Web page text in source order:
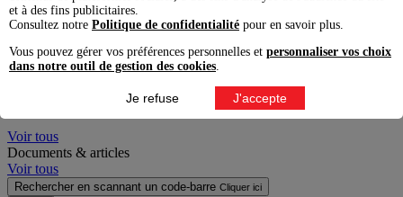
Produits professionnels
Produits grand public
Voir tous les résultats produits grand public
Voir tous
Documents & articles
Voir tous
Rechercher en scannant un code-barre Cliquer ici
et à des fins publicitaires.
Consultez notre Politique de confidentialité pour en savoir plus.
Vous pouvez gérer vos préférences personnelles et personnaliser vos choix
dans notre outil de gestion des cookies.
Je refuse J'accepte